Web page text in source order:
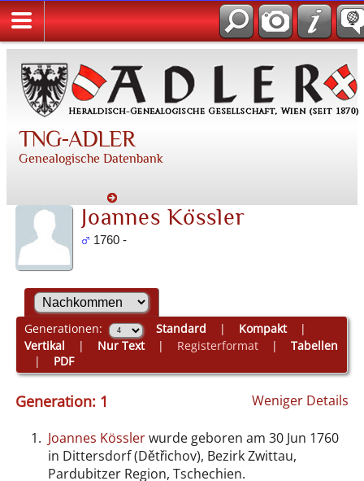
TNG-ADLER
Genealogische Datenbank
Joannes Kössler
1760 -
Generationen: Standard | Kompakt|
Vertikal | Nur Text| Registerformat| Tabellen
| PDF
Weniger Details
Generation: 1
1. Joannes Kösslerwurde geboren am 30 Jun 1760
in Dittersdorf (Dětřichov), Bezirk Zwittau,
Pardubitzer Region, Tschechien.